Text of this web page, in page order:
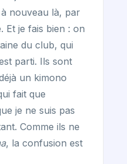
nouveau là, par
Et je fais bien : on
du club, qui
parti. Ils sont
un kimono
fait que
je ne suis pas
Comme ils ne
, la confusion est